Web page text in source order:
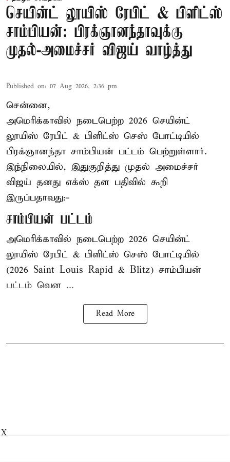
செயின்ட் லூயிஸ் ரேபிட் & பிளிட்ஸ்
சாம்பியன்: பிரக்ஞானந்தாவுக்கு
முதல்-அமைச்சர் விஜய் வாழ்த்து
Published on: 07 Aug 2026, 2:36 pm
சென்னை,
அமெரிக்காவில் நடைபெற்ற 2026 செயின்ட்
லூயிஸ் ரேபிட் & பிளிட்ஸ் செஸ் போட்டியில்
பிரக்ஞானந்தா சாம்பியன் பட்டம் பெற்றுள்ளார்.
இந்நிலையில், இதுகுறித்து முதல் அமைச்சர்
விஜய் தனது எக்ஸ் தள பதிவில் கூறி
இருப்பதாவது:-
சாம்பியன் பட்டம்
அமெரிக்காவில் நடைபெற்ற 2026 செயின்ட்
லூயிஸ் ரேபிட் & பிளிட்ஸ் செஸ் போட்டியில்
(2026 Saint Louis Rapid & Blitz) சாம்பியன்
பட்டம் வென ...
Read More
X